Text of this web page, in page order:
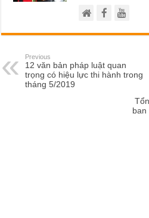
Previous
12 văn bản pháp luật quan
trọng có hiệu lực thi hành trong
tháng 5/2019
ban